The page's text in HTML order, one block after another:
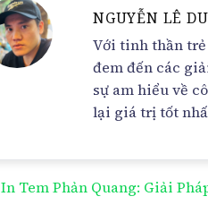
NGUYỄN LÊ
Với tinh thần
đem đến các
sự am hiểu về
lại giá trị tốt
In Tem Phản Quang: Giải